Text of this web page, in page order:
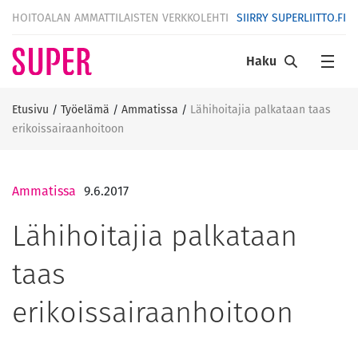
HOITOALAN AMMATTILAISTEN VERKKOLEHTI SIIRRY SUPERLIITTO.FI
Haku
Etusivu / Työelämä / Ammatissa / Lähihoitajia palkataan taas
erikoissairaanhoitoon
Ammatissa 9.6.2017
Lähihoitajia palkataan
taas
erikoissairaanhoitoon